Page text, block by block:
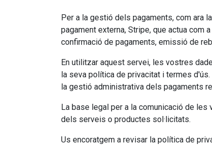
Per a la gestió dels pagaments, com ara
pagament externa, Stripe, que actua
confirmació de pagaments, emissió de
En utilitzar aquest servei, les vostres
la seva política de privacitat i termes
la gestió administrativa dels pagaments
La base legal per a la comunicació de
dels serveis o productes sol·licitats.
Us encoratgem a revisar la política de